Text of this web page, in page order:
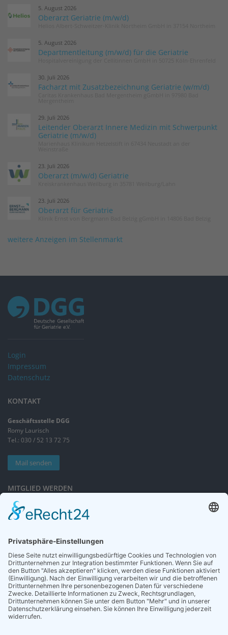
5. August 2026
Oberarzt Geriatrie (m/w/d)
5. August 2026
Departmentleitung (m/w/d) für die Geriatrie
30. Juli 2026
Facharzt mit Zusatzbezeichnung Geriatrie (w/m/d)
29. Juli 2026
Leitender Oberarzt Innere Medizin mit Schwerpunkt
Geriatrie (m/w/d)
23. Juli 2026
Oberarzt (m/w/d) Geriatrie
23. Juli 2026
Oberarzt für Geriatrie
weitere Anzeigen im Stellenmarkt
Login
Impressum
Datenschutz
KONTAKT
Geschäftsstelle DGG
Romy Laurisch
Tel.: 030 / 52 13 72 75
Mail senden
MITGLIED WERDEN
Sieben gute Gründe
für Ihre Mitgliedschaft
NEWSLETTER
Neuigkeiten rund um die Geriatrie und die DGG – regelmäßig in Ihrem
Postfach.